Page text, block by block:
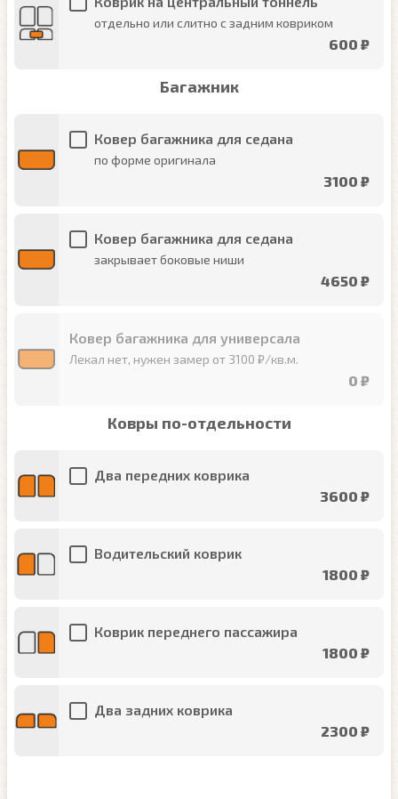
отдельно или слитно с задним ковриком
600 ₽
Багажник
Ковер багажника для седана
по форме оригинала
3100 ₽
Ковер багажника для седана
закрывает боковые ниши
4650 ₽
Ковер багажника для универсала
Лекал нет, нужен замер от 3100 ₽/кв.м.
0 ₽
Ковры по-отдельности
Два передних коврика
3600 ₽
Водительский коврик
1800 ₽
Коврик переднего пассажира
1800 ₽
Два задних коврика
2300 ₽